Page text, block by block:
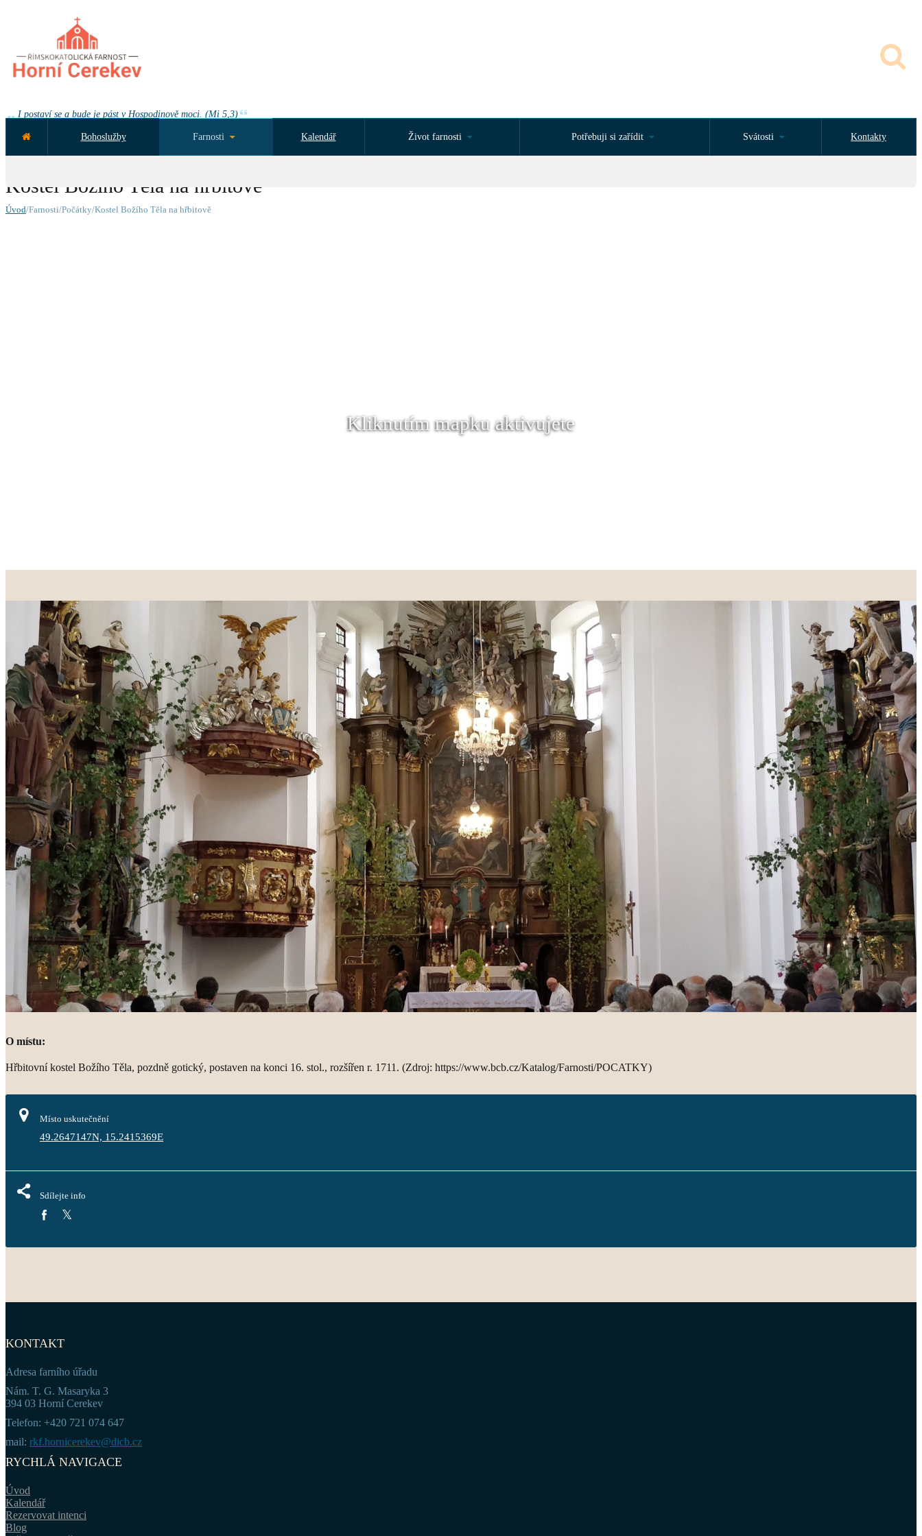
I postaví se a bude je pást v Hospodinově moci. (Mi 5,3)
NEJBLIŽŠÍ UDÁLOST ZA:
Bohoslužby Farnosti Kalendář Život farnosti Potřebuji si zařídit Svátosti Kontakty
Kostel Božího Těla na hřbitově
Úvod/Farnosti/Počátky/Kostel Božího Těla na hřbitově
Kliknutím mapku aktivujete
O místu:
Hřbitovní kostel Božího Těla, pozdně gotický, postaven na konci 16. stol., rozšířen r. 1711. (Zdroj: https://www.bcb.cz/Katalog/Farnosti/POCATKY)
Místo uskutečnění
49.2647147N, 15.2415369E
Sdílejte info
KONTAKT
Adresa farního úřadu
Nám. T. G. Masaryka 3
394 03 Horní Cerekev
Telefon: +420 721 074 647
mail: rkf.hornicerekev@dicb.cz
RYCHLÁ NAVIGACE
Úvod
Kalendář
Rezervovat intenci
Blog